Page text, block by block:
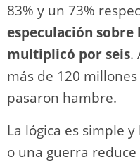
83% y un 73%
especulación sobre
multiplicó por seis.
más de 120
pasaron hambre.
La lógica es simple
o una guerra